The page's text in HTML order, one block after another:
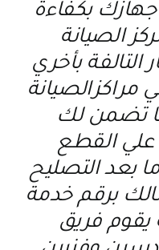
بكفاءة
الصيانة
التالفة بأخري
مراكزالصيانة
تضمن لك
القطع
بعد التصليح
برقم خدمة
يقوم فريق